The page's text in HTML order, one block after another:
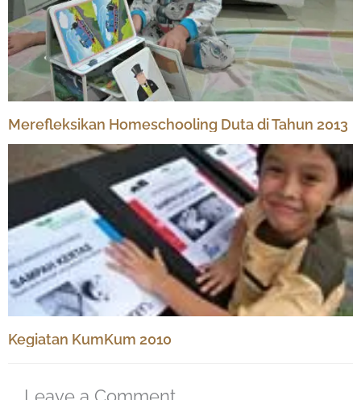
Merefleksikan Homeschooling Duta di Tahun 2013
Kegiatan KumKum 2010